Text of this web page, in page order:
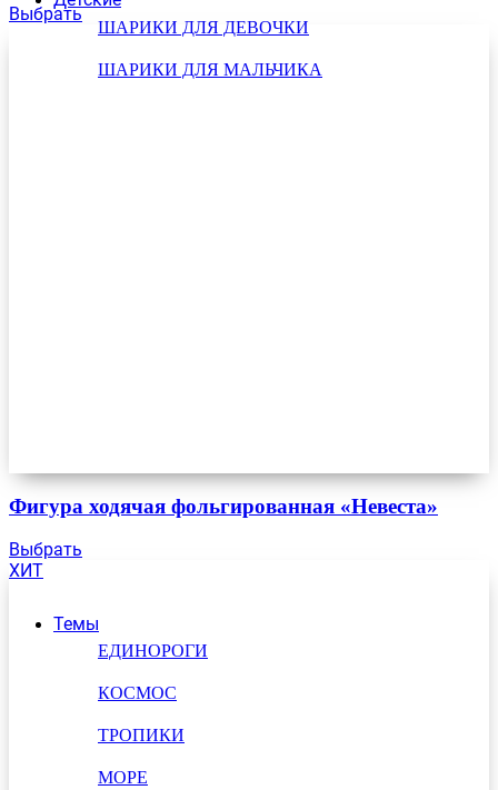
ШАРИКИ ДЛЯ ДЕВОЧКИ
ШАРИКИ ДЛЯ МАЛЬЧИКА
Темы
ЕДИНОРОГИ
КОСМОС
ТРОПИКИ
МОРЕ
Выбрать
Фигура ходячая фольгированная «Невеста»
Выбрать
ХИТ